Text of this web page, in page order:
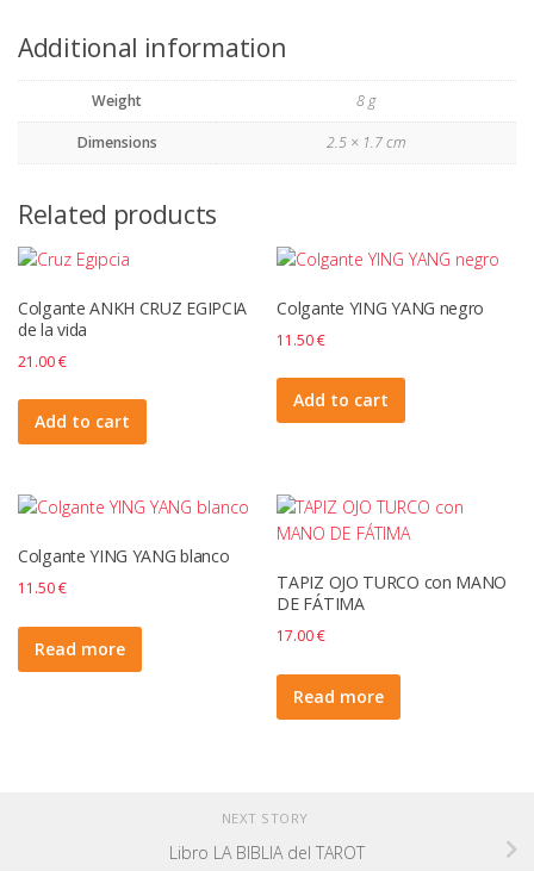
Additional information
Weight 8 g
Dimensions 2.5 × 1.7 cm
Related products
Colgante ANKH CRUZ EGIPCIA
de la vida
21.00€
Add to cart
Colgante YING YANG negro
11.50€
Add to cart
Colgante YING YANG blanco
11.50€
Read more
TAPIZ OJO TURCO con MANO
DE FÁTIMA
17.00€
Read more
NEXT STORY
Libro LA BIBLIA del TAROT